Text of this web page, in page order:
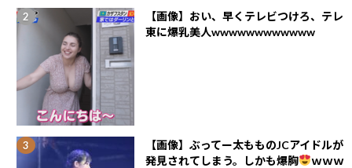
【画像】おい、早くテレビつけろ、テレ
東に爆乳美人wwwwwwwwwwww
【画像】ぶってー太もものJCアイドルが
発見されてしまう。しかも爆胸
ｗｗｗ